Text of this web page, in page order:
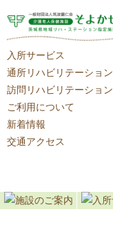
入所サービス
通所リハビリテーション
訪問リハビリテーション
ご利用について
新着情報
交通アクセス